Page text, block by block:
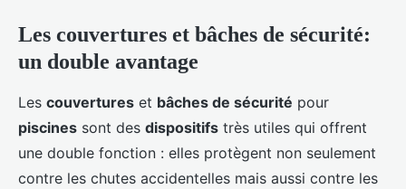
Les couvertures et bâches de sécurité:
un double avantage
Les couvertures et bâches de sécurité pour
piscines sont des dispositifs très utiles qui offrent
une double fonction : elles protègent non seulement
contre les chutes accidentelles mais aussi contre les